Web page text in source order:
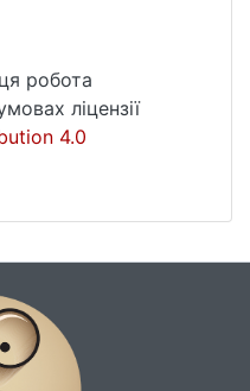
робота
ліцензії
4.0